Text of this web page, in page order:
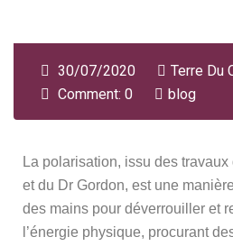
30/07/2020
Terre Du
Comment: 0
blog
La polarisation, issu des
et du Dr Gordon, est une
des mains pour déverrouiller et
l’énergie physique, procurant